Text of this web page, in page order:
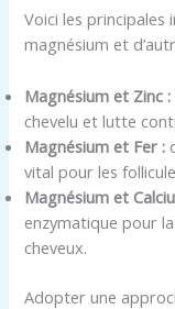
Voici les
magnésium et
Magnésium et Zinc :
chevelu et lutte
Magnésium et Fer :
vital pour les
Magnésium et
enzymatique pour
cheveux.
Adopter une